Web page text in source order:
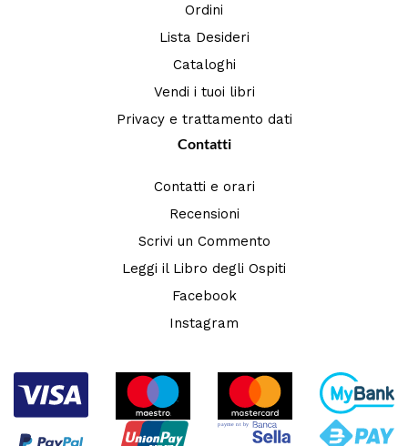
Ordini
Lista Desideri
Cataloghi
Vendi i tuoi libri
Privacy e trattamento dati
Contatti
Contatti e orari
Recensioni
Scrivi un Commento
Leggi il Libro degli Ospiti
Facebook
Instagram